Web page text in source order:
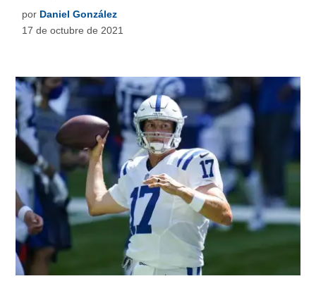
por Daniel González
17 de octubre de 2021